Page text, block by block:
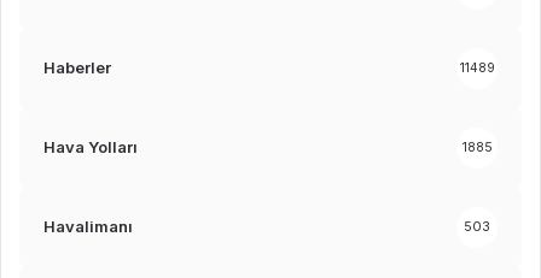
Haberler 11489
Hava Yolları 1885
Havalimanı 503